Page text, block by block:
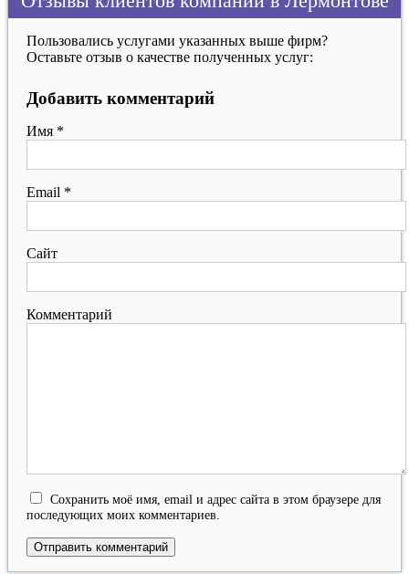
Пользовались услугами указанных выше фирм?
Оставьте отзыв о качестве полученных услуг:
Добавить комментарий
Имя *
Email *
Сайт
Комментарий
Сохранить моё имя, email и адрес сайта в этом браузере для
последующих моих комментариев.